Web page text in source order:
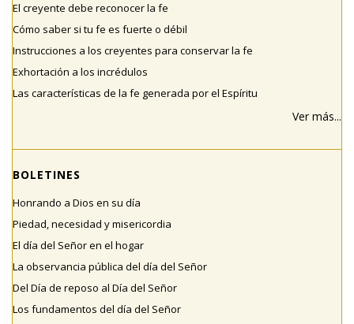
El creyente debe reconocer la fe
Cómo saber si tu fe es fuerte o débil
Instrucciones a los creyentes para conservar la fe
Exhortación a los incrédulos
Las características de la fe generada por el Espíritu
Ver más...
BOLETINES
Honrando a Dios en su día
Piedad, necesidad y misericordia
El día del Señor en el hogar
La observancia pública del día del Señor
Del Día de reposo al Día del Señor
Los fundamentos del día del Señor